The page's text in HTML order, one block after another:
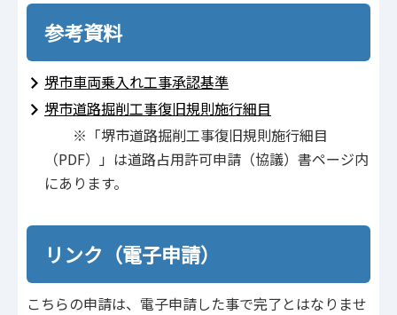
参考資料
堺市車両乗入れ工事承認基準
堺市道路掘削工事復旧規則施行細目
※「堺市道路掘削工事復旧規則施行細目
（PDF）」は道路占用許可申請（協議）書ページ内
にあります。
リンク（電子申請）
こちらの申請は、電子申請した事で完了とはなりませ